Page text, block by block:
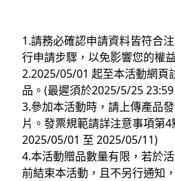
1.請務必確認申請資料皆符合
行申請步驟，以免影響您的權
2.2025/05/01 起至本活動網頁
品。(最遲須於2025/5/25
3.參加本活動時，請上傳產品
片。發票規範請詳注意事項第
2025/05/01 至 2025/05/11)
4.本活動贈品數量有限，若於
前結束本活動，且不另行通知